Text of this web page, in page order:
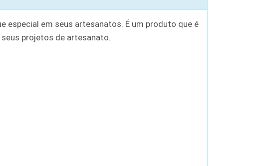
especial em seus artesanatos. É um produto que é
projetos de artesanato.